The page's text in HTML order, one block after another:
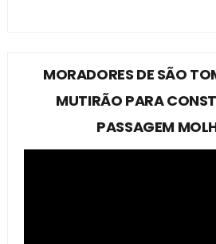
MORADORES DE SÃO
MUTIRÃO PARA
PASSAGEM